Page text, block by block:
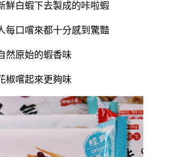
鮮白蝦下去製成的咔啦蝦
每口嚐來都十分感到驚豔
然原始的蝦香味
椒嚐起來更夠味